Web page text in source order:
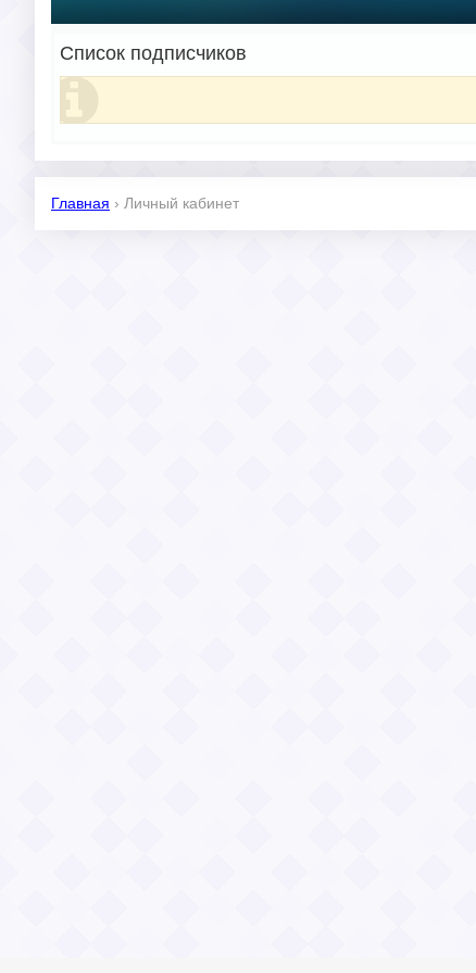
Список подписчиков
Главная › Личный кабинет